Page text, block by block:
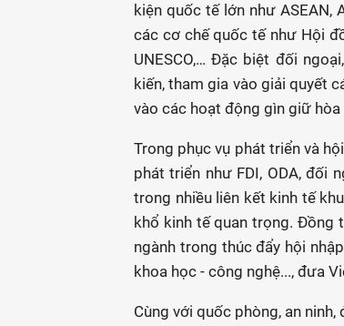
kiện quốc tế lớn như ASEAN,
các cơ chế quốc tế như Hội
UNESCO,… Đặc biệt đối
kiến, tham gia vào giải quyết
vào các hoạt động gìn giữ
Trong phục vụ phát triển và
phát triển như FDI, ODA, đối
trong nhiều liên kết kinh tế
khổ kinh tế quan trọng. Đồng
ngành trong thúc đẩy hội
khoa học - công nghệ..., đưa
Cùng với quốc phòng, an